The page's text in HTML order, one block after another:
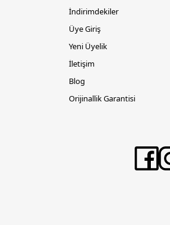
İndirimdekiler
Üye Giriş
Yeni Üyelik
İletişim
Blog
Orijinallik Garantisi